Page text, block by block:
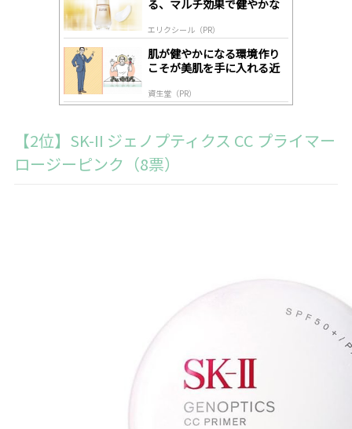
る、マルチ効果で健やかな
エリクシール（PR）
肌が健やかになる環境作り
こそが美肌を手に入れる近
資生堂（PR）
【2位】SK-II ジェノプティクス CC プライマー
ロージーピンク（8票）